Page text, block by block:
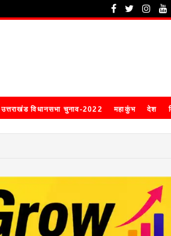
उत्तराखंड विधानसभा चुनाव-2022 महाकुंभ देश